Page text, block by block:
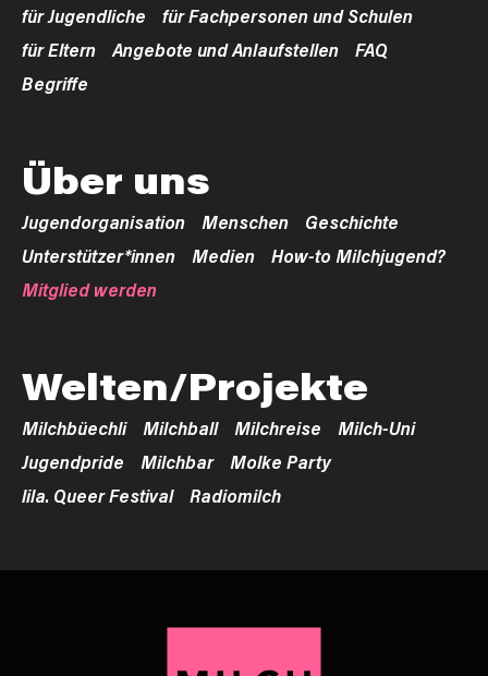
für Jugendliche
für Fachpersonen und Schulen
für Eltern
Angebote und Anlaufstellen
FAQ
Begriffe
Über uns
Jugendorganisation Menschen
Geschichte
Unterstützer*innen
Medien
How-to Milchjugend?
Mitglied werden
Welten/Projekte
Milchbüechli Milchball Milchreise
Milch-Uni
Jugendpride
Milchbar
Molke Party
lila. Queer Festival
Radiomilch